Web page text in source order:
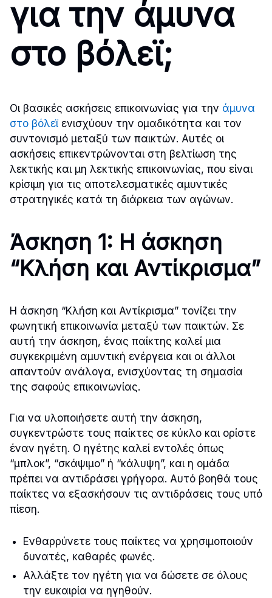
για την άμυνα
στο βόλεϊ;
Οι βασικές ασκήσεις επικοινωνίας για την άμυνα
στο βόλεϊ ενισχύουν την ομαδικότητα και τον
συντονισμό μεταξύ των παικτών. Αυτές οι
ασκήσεις επικεντρώνονται στη βελτίωση της
λεκτικής και μη λεκτικής επικοινωνίας, που είναι
κρίσιμη για τις αποτελεσματικές αμυντικές
στρατηγικές κατά τη διάρκεια των αγώνων.
Άσκηση 1: Η άσκηση
“Κλήση και Αντίκρισμα”
Η άσκηση “Κλήση και Αντίκρισμα” τονίζει την
φωνητική επικοινωνία μεταξύ των παικτών. Σε
αυτή την άσκηση, ένας παίκτης καλεί μια
συγκεκριμένη αμυντική ενέργεια και οι άλλοι
απαντούν ανάλογα, ενισχύοντας τη σημασία
της σαφούς επικοινωνίας.
Για να υλοποιήσετε αυτή την άσκηση,
συγκεντρώστε τους παίκτες σε κύκλο και ορίστε
έναν ηγέτη. Ο ηγέτης καλεί εντολές όπως
“μπλοκ”, “σκάψιμο” ή “κάλυψη”, και η ομάδα
πρέπει να αντιδράσει γρήγορα. Αυτό βοηθά τους
παίκτες να εξασκήσουν τις αντιδράσεις τους υπό
πίεση.
Ενθαρρύνετε τους παίκτες να χρησιμοποιούν
δυνατές, καθαρές φωνές.
Αλλάξτε τον ηγέτη για να δώσετε σε όλους
την ευκαιρία να ηγηθούν.